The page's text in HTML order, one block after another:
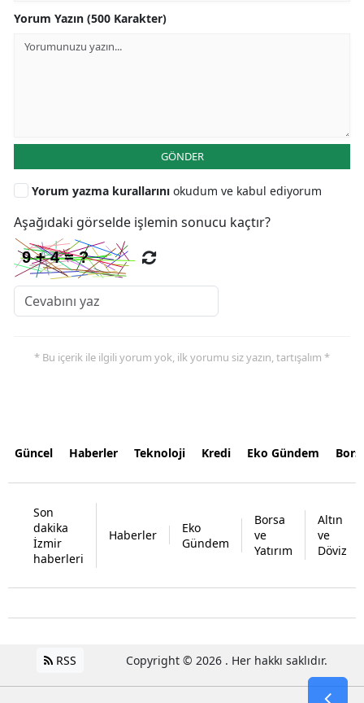
Yorum Yazın (500 Karakter)
GÖNDER
Yorum yazma kurallarını okudum ve kabul ediyorum
Aşağıdaki görselde işlemin sonucu kaçtır?
* Bu içerik ile ilgili yorum yok, ilk yorumu siz yazın, tartışalım *
Güncel Haberler Teknoloji Kredi Eko Gündem
Son
dakika
İzmir
haberleri
Haberler
Eko
Gündem
Borsa
ve
Yatırım
Altın
ve
Döviz
RSS Copyright © 2026 . Her hakkı saklıdır.